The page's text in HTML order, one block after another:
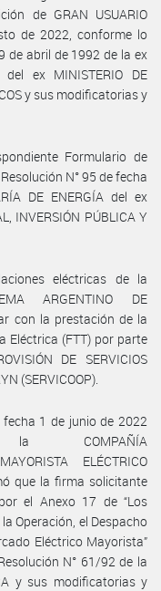
de GRAN USUARIO
de 2022, conforme lo
de abril de 1992 de la ex
del ex MINISTERIO DE
y sus modificatorias y
Formulario de
N° 95 de fecha
DE ENERGÍA del ex
INVERSIÓN PÚBLICA Y
eléctricas de la
ARGENTINO DE
con la prestación de la
Eléctrica (FTT) por parte
DE SERVICIOS
(SERVICOOP).
1 de junio de 2022
la COMPAÑÍA
ELÉCTRICO
que la firma solicitante
el Anexo 17 de “Los
Operación, el Despacho
Eléctrico Mayorista”
N° 61/92 de la
y sus modificatorias y